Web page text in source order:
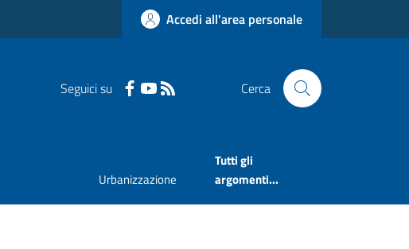
Accedi all'area personale
Seguici su Cerca
Urbanizzazione
Tutti gli
argomenti...